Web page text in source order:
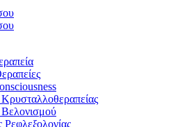
Βελονισμού
Ρεφλεξολογίας